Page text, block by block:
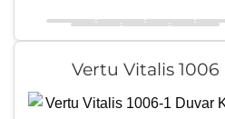
Vertu Vitalis 1006